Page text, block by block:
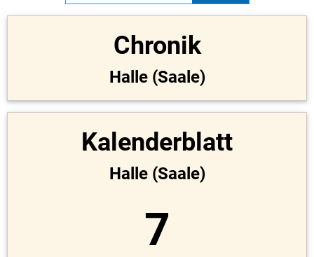
Chronik
Halle (Saale)
Kalenderblatt
Halle (Saale)
7